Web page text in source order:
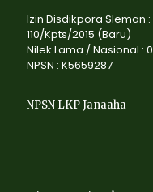
Izin Disdikpora Sleman
110/Kpts/2015 (Baru)
Nilek Lama / Nasional :
NPSN : K5659287
NPSN LKP Janaaha